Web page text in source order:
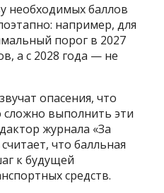
необходимых баллов
например, для
порог в 2027
а с 2028 года — не
опасения, что
сложно выполнить эти
журнала «За
что балльная
к будущей
средств.